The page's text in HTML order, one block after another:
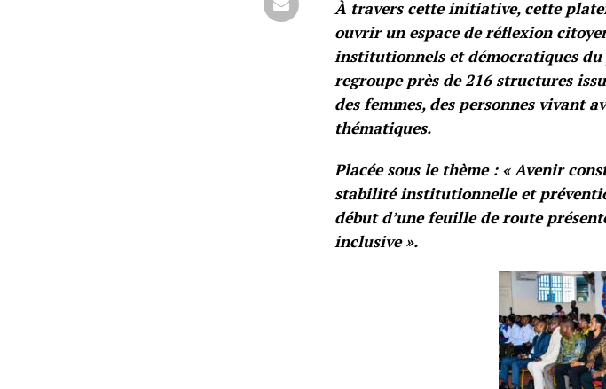
À travers cette initiative, cette
ouvrir un espace de réflexion
institutionnels et démocratiques du
regroupe près de 216 structures
des femmes, des personnes vivant
thématiques.
Placée sous le thème : « Avenir
stabilité institutionnelle et
début d’une feuille de route
inclusive ».